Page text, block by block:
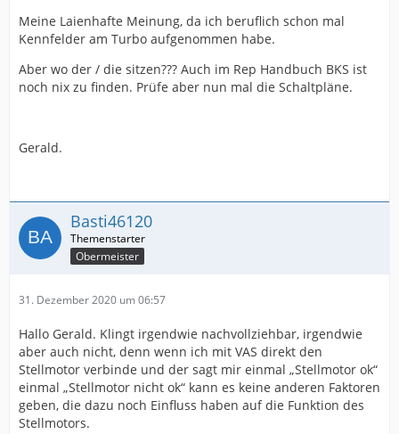
Meine Laienhafte Meinung, da ich beruflich schon mal
Kennfelder am Turbo aufgenommen habe.
Aber wo der / die sitzen??? Auch im Rep Handbuch BKS ist
noch nix zu finden. Prüfe aber nun mal die Schaltpläne.
Gerald.
Basti46120
Obermeister
31. Dezember 2020 um 06:57
Hallo Gerald. Klingt irgendwie nachvollziehbar, irgendwie
aber auch nicht, denn wenn ich mit VAS direkt den
Stellmotor verbinde und der sagt mir einmal „Stellmotor ok“
einmal „Stellmotor nicht ok“ kann es keine anderen Faktoren
geben, die dazu noch Einfluss haben auf die Funktion des
Stellmotors.